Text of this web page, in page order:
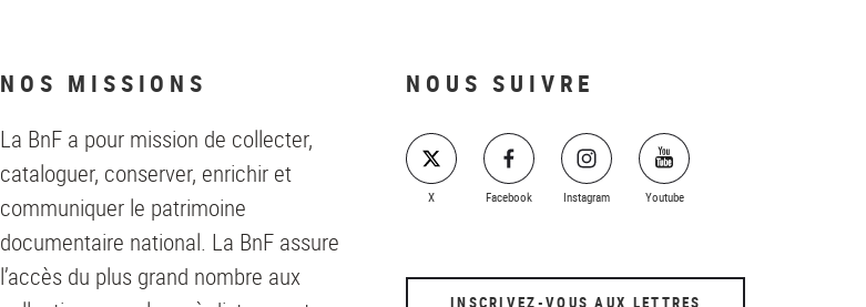
NOS MISSIONS
La BnF a pour mission de collecter,
cataloguer, conserver, enrichir et
communiquer le patrimoine
documentaire national. La BnF assure
l’accès du plus grand nombre aux
NOUS SUIVRE
X Facebook Instagram Youtube
INSCRIVEZ-VOUS AUX LETTRES